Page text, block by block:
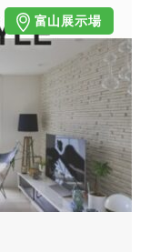
富山展示場